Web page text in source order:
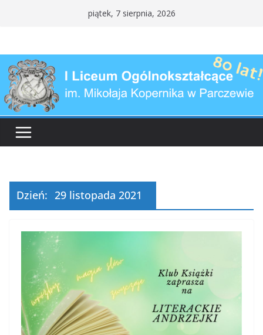
piątek, 7 sierpnia, 2026
Dzień: 29 listopada 2021